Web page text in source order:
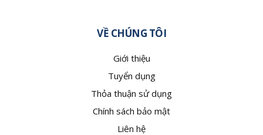
VỀ CHÚNG TÔI
Giới thiệu
Tuyển dụng
Thỏa thuận sử dụng
Chính sách bảo mật
Liên hệ